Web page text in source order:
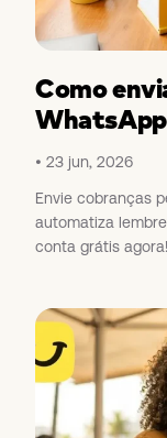
Como
23 jun, 2026
Envie cobranças
automatiza
conta grátis agora!